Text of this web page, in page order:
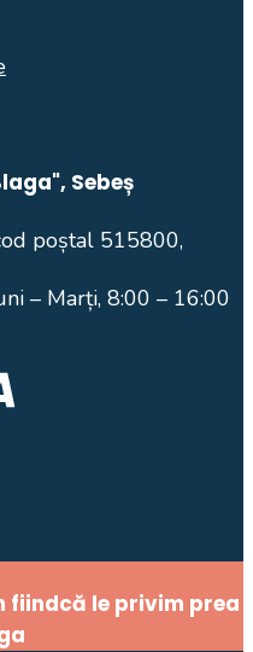
Sebeș
poștal 515800,
– Marți, 8:00 – 16:00
fiindcă le privim prea